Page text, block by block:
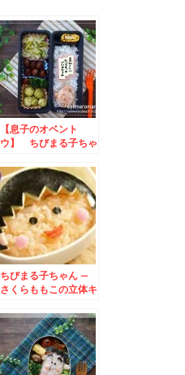
【息子のオベント
ウ】 ちびまる子ちゃ
ちびまる子ちゃん –
さくらももこの立体キ